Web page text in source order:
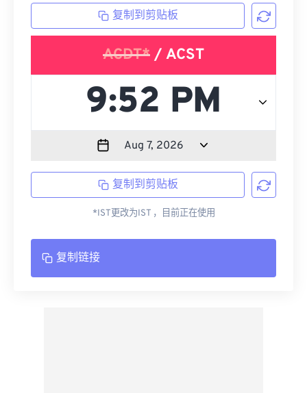
复制到剪贴板
ACDT* / ACST
复制到剪贴板
*IST更改为IST ，目前正在使用
复制链接